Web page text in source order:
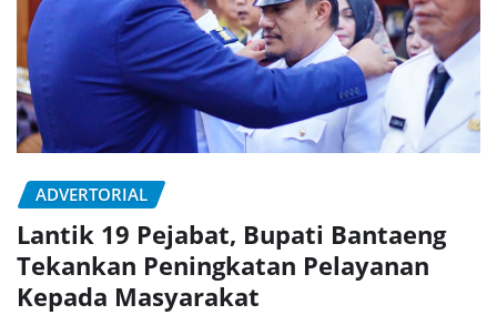
ADVERTORIAL
Lantik 19 Pejabat, Bupati Bantaeng
Tekankan Peningkatan Pelayanan
Kepada Masyarakat